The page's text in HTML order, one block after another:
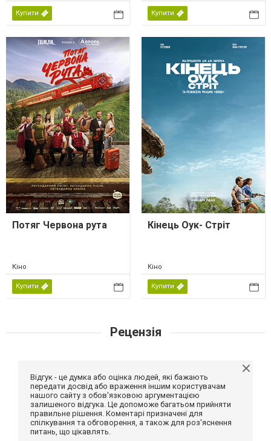
Купити Купити
Потяг Червона рута
Кіно
Купити
Кінець Оук- Стріт
Кіно
Купити
Рецензія
Відгук - це думка або оцінка людей, які бажають
передати досвід або враження іншим користувачам
нашого сайту з обов'язковою аргументацією
залишеного відгука. Це допоможе багатьом прийняти
правильне рішення. Коментарі призначені для
спілкування та обговорення, а також для роз'яснення
питань, що цікавлять.